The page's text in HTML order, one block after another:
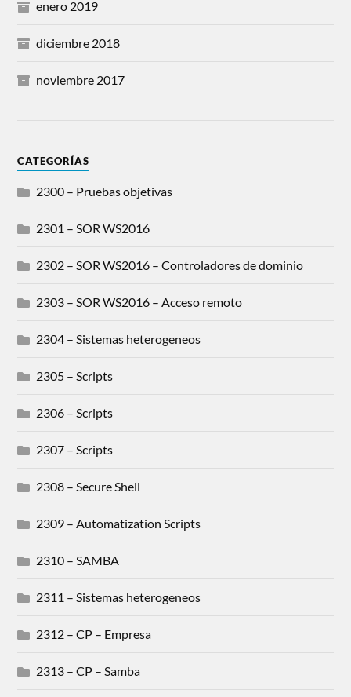
enero 2019
diciembre 2018
noviembre 2017
CATEGORÍAS
2300 – Pruebas objetivas
2301 – SOR WS2016
2302 – SOR WS2016 – Controladores de dominio
2303 – SOR WS2016 – Acceso remoto
2304 – Sistemas heterogeneos
2305 – Scripts
2306 – Scripts
2307 – Scripts
2308 – Secure Shell
2309 – Automatization Scripts
2310 – SAMBA
2311 – Sistemas heterogeneos
2312 – CP – Empresa
2313 – CP – Samba